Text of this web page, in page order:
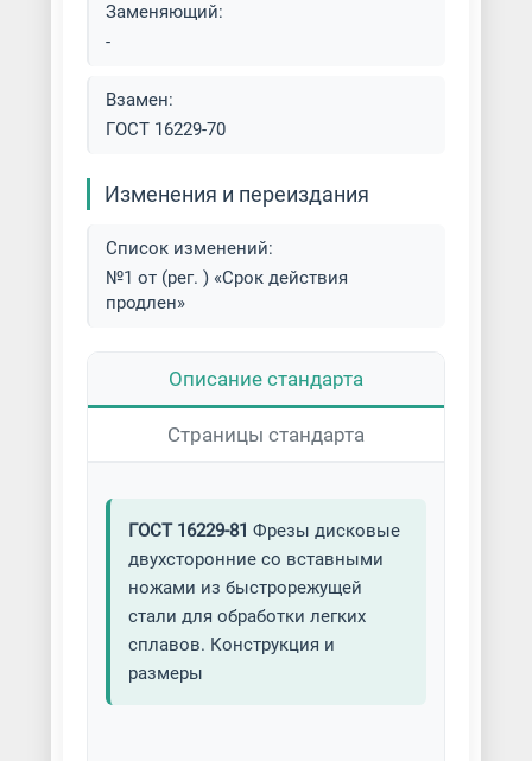
Заменяющий:
-
Взамен:
ГОСТ 16229-70
Изменения и переиздания
Список изменений:
№1 от (рег. ) «Срок действия
продлен»
Описание стандарта
Страницы стандарта
ГОСТ 16229-81 Фрезы дисковые
двухсторонние со вставными
ножами из быстрорежущей
стали для обработки легких
сплавов. Конструкция и
размеры